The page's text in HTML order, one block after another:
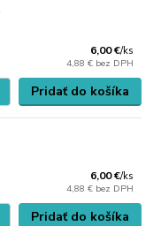
6,00 €/ks
4,88 € bez DPH
Pridať do košíka
6,00 €/ks
4,88 € bez DPH
Pridať do košíka